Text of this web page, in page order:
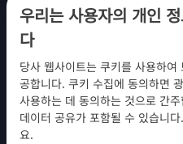
우리는 사용자의 개인
다
당사 웹사이트는 쿠키를 사용하
공합니다. 쿠키 수집에 동의하면
사용하는 데 동의하는 것으로 간
데이터 공유가 포함될 수 있습니다.
요.
NordVPN
참여